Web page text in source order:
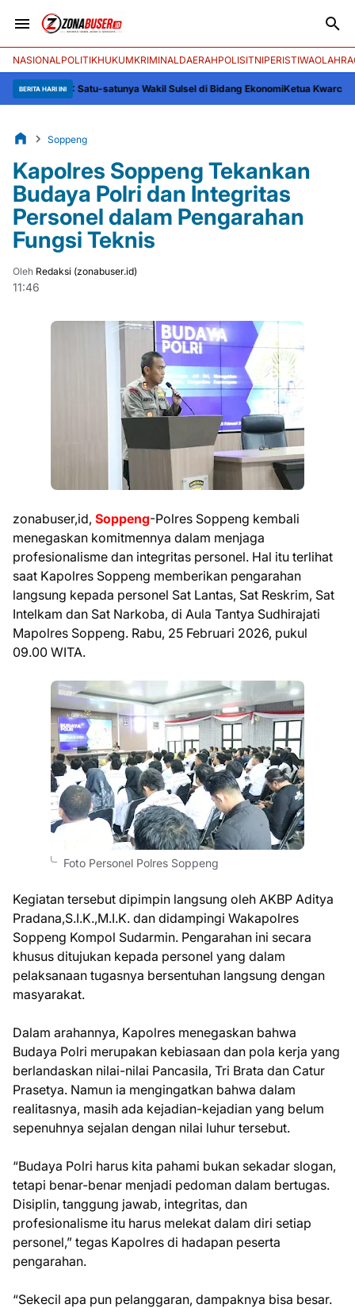
NASIONALPOLITIKHUKUMKRIMINALDAERAHPOLISITNIPERISTIWA
BERITA HARI INI
Satu-satunya Wakil Sulsel di Bidang EkonomiKetua Kwarcab Soppeng
Soppeng
Kapolres Soppeng Tekankan
Budaya Polri dan Integritas
Personel dalam Pengarahan
Fungsi Teknis
Oleh Redaksi (zonabuser.id)
11:46
zonabuser,id, Soppeng-Polres Soppeng kembali
menegaskan komitmennya dalam menjaga
profesionalisme dan integritas personel. Hal itu terlihat
saat Kapolres Soppeng memberikan pengarahan
langsung kepada personel Sat Lantas, Sat Reskrim, Sat
Intelkam dan Sat Narkoba, di Aula Tantya Sudhirajati
Mapolres Soppeng. Rabu, 25 Februari 2026, pukul
09.00 WITA.
Foto Personel Polres Soppeng
Kegiatan tersebut dipimpin langsung oleh AKBP Aditya
Pradana,S.I.K.,M.I.K. dan didampingi Wakapolres
Soppeng Kompol Sudarmin. Pengarahan ini secara
khusus ditujukan kepada personel yang dalam
pelaksanaan tugasnya bersentuhan langsung dengan
masyarakat.
Dalam arahannya, Kapolres menegaskan bahwa
Budaya Polri merupakan kebiasaan dan pola kerja yang
berlandaskan nilai-nilai Pancasila, Tri Brata dan Catur
Prasetya. Namun ia mengingatkan bahwa dalam
realitasnya, masih ada kejadian-kejadian yang belum
sepenuhnya sejalan dengan nilai luhur tersebut.
“Budaya Polri harus kita pahami bukan sekadar slogan,
tetapi benar-benar menjadi pedoman dalam bertugas.
Disiplin, tanggung jawab, integritas, dan
profesionalisme itu harus melekat dalam diri setiap
personel,” tegas Kapolres di hadapan peserta
pengarahan.
“Sekecil apa pun pelanggaran, dampaknya bisa besar.